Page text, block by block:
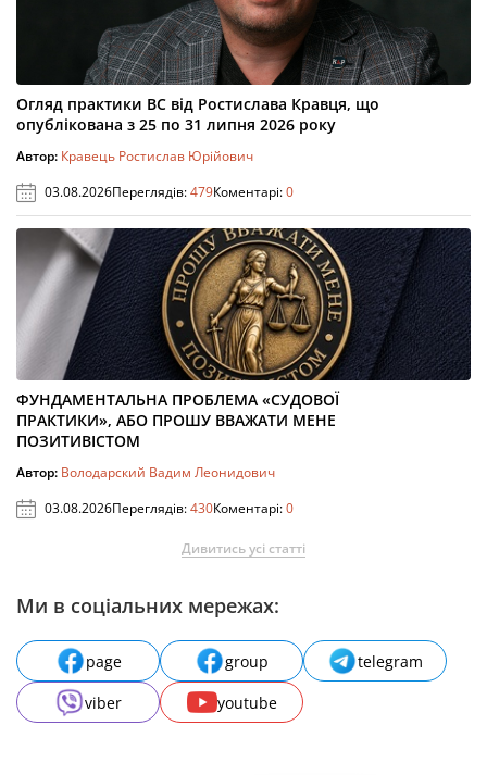
Огляд практики ВС від Ростислава Кравця, що
опублікована з 25 по 31 липня 2026 року
Автор: Кравець Ростислав Юрійович
03.08.2026Переглядів:479Коментарі:0
ФУНДАМЕНТАЛЬНА ПРОБЛЕМА «СУДОВОЇ
ПРАКТИКИ», АБО ПРОШУ ВВАЖАТИ МЕНЕ
ПОЗИТИВІСТОМ
Автор: Володарский Вадим Леонидович
03.08.2026Переглядів:430Коментарі:0
Дивитись усі статті
Ми в соціальних мережах:
page group
telegram
viber
youtube